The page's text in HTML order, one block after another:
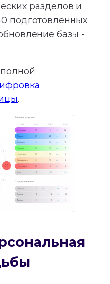
разделов и
подготовленных
базы -
.